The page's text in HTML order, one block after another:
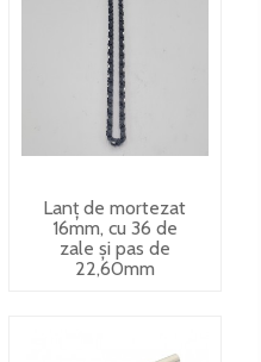
Lanț de mortezat
16mm, cu 36 de
zale și pas de
22,60mm